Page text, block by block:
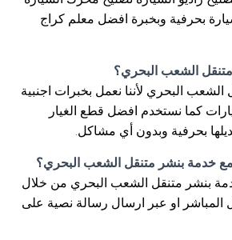
بحرفية وبخبرة افضل معلم كراج
الشعب البحري؟
البحري لأننا نعمل بخبرات اجنبية
كما نستخدم افضل قطع الغيار
بحرفية وبدون أي مشاكل.
خدمة بنشر متنقل الشعب البحري؟
بنشر متنقل الشعب البحري من خلال
المباشر او عبر ارسال رسالة نصية على